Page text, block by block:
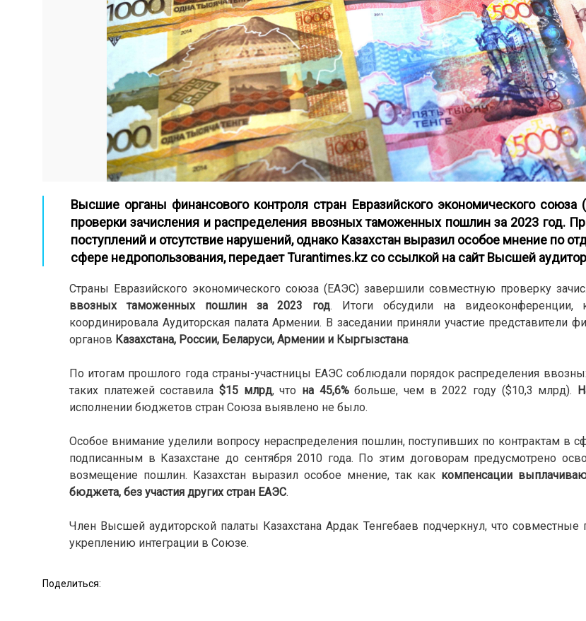
Высшие органы финансового контроля стран Евразийского экономического союза
проверки зачисления и распределения ввозных таможенных пошлин за 2023 год.
поступлений и отсутствие нарушений, однако Казахстан выразил особое мнение по
сфере недропользования,передает Turantimes.kz со ссылкой на сайтВысшей
Страны Евразийского экономического союза (ЕАЭС) завершили совместную проверку
ввозных таможенных пошлин за 2023 год. Итоги обсудили на
координировала Аудиторская палата Армении. В заседании приняли участие представители
органов Казахстана, России, Беларуси, Армении и Кыргызстана.
По итогам прошлого года страны-участницы ЕАЭС соблюдали порядок распределения
таких платежей составила $15 млрд, что на 45,6%больше, чем в 2022 году ($10,3 млрд).
исполнении бюджетов стран Союза выявлено не было.
Особое внимание уделили вопросу нераспределения пошлин, поступивших по контрактам в
подписанным в Казахстане до сентября 2010 года. По этим договорам предусмотрено
возмещение пошлин. Казахстан выразил особое мнение, так как компенсации
бюджета, без участия других стран ЕАЭС.
Член Высшей аудиторской палаты Казахстана Ардак Тенгебаев подчеркнул, что совместные
укреплению интеграции в Союзе.
Поделиться: